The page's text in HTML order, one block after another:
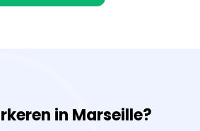
in Marseille?